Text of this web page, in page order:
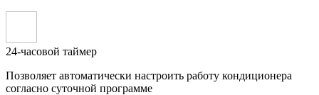
24-часовой таймер
Позволяет автоматически настроить работу кондиционера
согласно суточной программе